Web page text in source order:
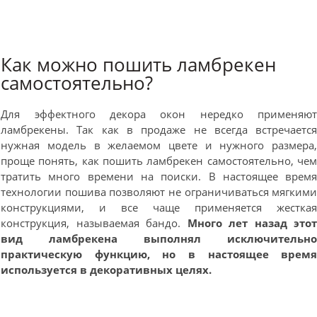
Как можно пошить ламбрекен
самостоятельно?
Для эффектного декора окон нередко применяют
ламбрекены. Так как в продаже не всегда встречается
нужная модель в желаемом цвете и нужного размера,
проще понять, как пошить ламбрекен самостоятельно, чем
тратить много времени на поиски. В настоящее время
технологии пошива позволяют не ограничиваться мягкими
конструкциями, и все чаще применяется жесткая
конструкция, называемая бандо. Много лет назад этот
вид ламбрекена выполнял исключительно
практическую функцию, но в настоящее время
используется в декоративных целях.